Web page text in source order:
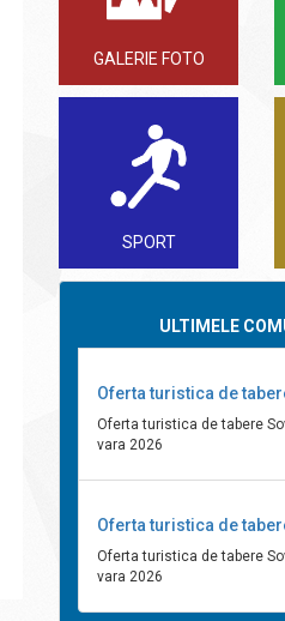
GALERIE FOTO
SPORT
ULTIMELE
Oferta turistica de
Oferta turistica de tabere
vara 2026
Oferta turistica de
Oferta turistica de tabere
vara 2026